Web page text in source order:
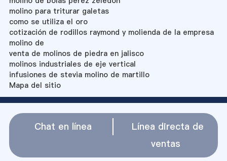
molino para triturar galetas
como se utiliza el oro
cotización de rodillos raymond y molienda de la empresa
molino de
venta de molinos de piedra en jalisco
molinos industriales de eje vertical
infusiones de stevia molino de martillo
Mapa del sitio
Chat en línea
Línea directa de
ventas